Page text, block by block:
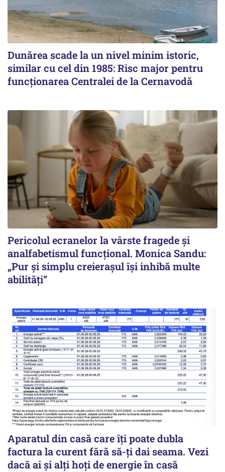
Dunărea scade la un nivel minim istoric,
similar cu cel din 1985: Risc major pentru
funcționarea Centralei de la Cernavodă
Pericolul ecranelor la vârste fragede și
analfabetismul funcțional. Monica Sandu:
„Pur și simplu creierașul își inhibă multe
abilități”
Aparatul din casă care îți poate dubla
factura la curent fără să-ți dai seama. Vezi
dacă ai și alți hoți de energie în casă